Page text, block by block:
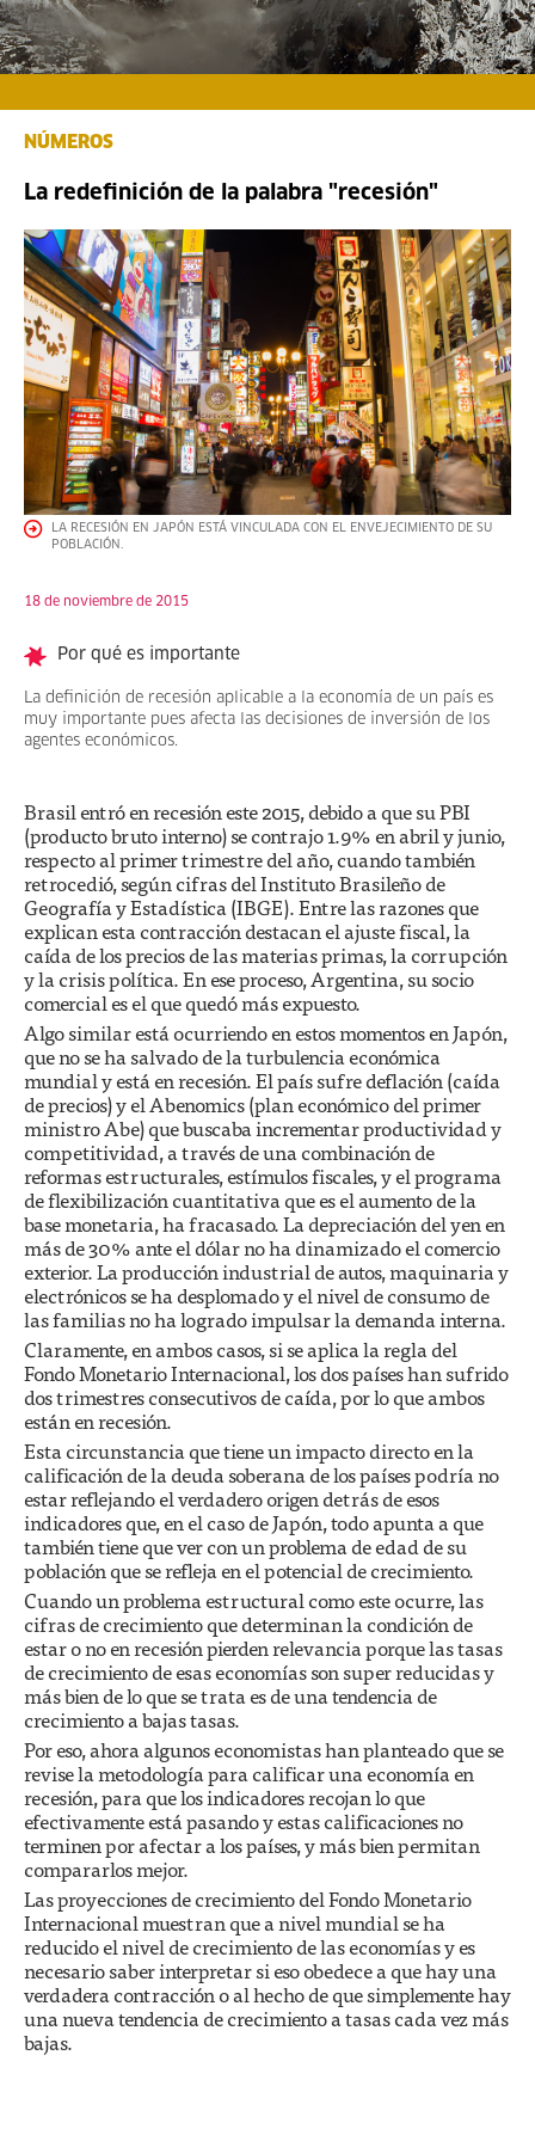
NÚMEROS
La redefinición de la palabra "recesión"
LA RECESIÓN EN JAPÓN ESTÁ VINCULADA CON EL ENVEJECIMIENTO DE SU
POBLACIÓN.
18 de noviembre de 2015
Por qué es importante
La definición de recesión aplicable a la economía de un país es
muy importante pues afecta las decisiones de inversión de los
agentes económicos.
Brasil entró en recesión este 2015, debido a que su PBI
(producto bruto interno) se contrajo 1.9% en abril y junio,
respecto al primer trimestre del año, cuando también
retrocedió, según cifras del Instituto Brasileño de
Geografía y Estadística (IBGE). Entre las razones que
explican esta contracción destacan el ajuste fiscal, la
caída de los precios de las materias primas, la corrupción
y la crisis política. En ese proceso, Argentina, su socio
comercial es el que quedó más expuesto.
Algo similar está ocurriendo en estos momentos en Japón,
que no se ha salvado de la turbulencia económica
mundial y está en recesión. El país sufre deflación (caída
de precios) y el Abenomics (plan económico del primer
ministro Abe) que buscaba incrementar productividad y
competitividad, a través de una combinación de
reformas estructurales, estímulos fiscales, y el programa
de flexibilización cuantitativa que es el aumento de la
base monetaria, ha fracasado. La depreciación del yen en
más de 30% ante el dólar no ha dinamizado el comercio
exterior. La producción industrial de autos, maquinaria y
electrónicos se ha desplomado y el nivel de consumo de
las familias no ha logrado impulsar la demanda interna.
Claramente, en ambos casos, si se aplica la regla del
Fondo Monetario Internacional, los dos países han sufrido
dos trimestres consecutivos de caída, por lo que ambos
están en recesión.
Esta circunstancia que tiene un impacto directo en la
calificación de la deuda soberana de los países podría no
estar reflejando el verdadero origen detrás de esos
indicadores que, en el caso de Japón, todo apunta a que
también tiene que ver con un problema de edad de su
población que se refleja en el potencial de crecimiento.
Cuando un problema estructural como este ocurre, las
cifras de crecimiento que determinan la condición de
estar o no en recesión pierden relevancia porque las tasas
de crecimiento de esas economías son super reducidas y
más bien de lo que se trata es de una tendencia de
crecimiento a bajas tasas.
Por eso, ahora algunos economistas han planteado que se
revise la metodología para calificar una economía en
recesión, para que los indicadores recojan lo que
efectivamente está pasando y estas calificaciones no
terminen por afectar a los países, y más bien permitan
compararlos mejor.
Las proyecciones de crecimiento del Fondo Monetario
Internacional muestran que a nivel mundial se ha
reducido el nivel de crecimiento de las economías y es
necesario saber interpretar si eso obedece a que hay una
verdadera contracción o al hecho de que simplemente hay
una nueva tendencia de crecimiento a tasas cada vez más
bajas.